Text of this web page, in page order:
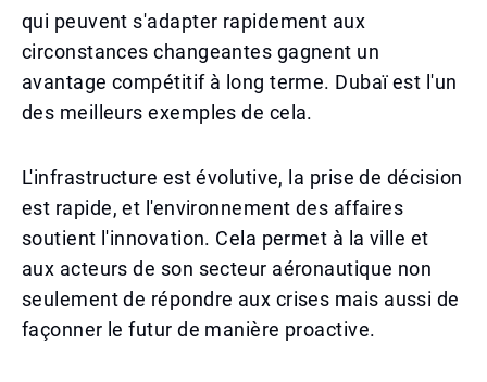
qui peuvent s'adapter rapidement aux
circonstances changeantes gagnent un
avantage compétitif à long terme. Dubaï est l'un
des meilleurs exemples de cela.
L'infrastructure est évolutive, la prise de décision
est rapide, et l'environnement des affaires
soutient l'innovation. Cela permet à la ville et
aux acteurs de son secteur aéronautique non
seulement de répondre aux crises mais aussi de
façonner le futur de manière proactive.